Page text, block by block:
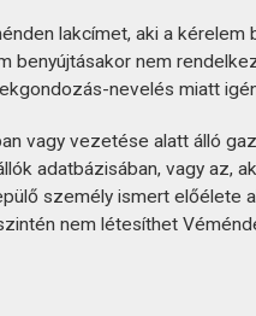
lakcímet, aki a
benyújtásakor nem
nevelés miatt
vagy vezetése alatt álló
adatbázisában, vagy
személy ismert előélete
nem létesíthet